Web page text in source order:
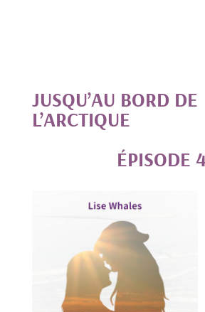
JUSQU’AU BORD DE
L’ARCTIQUE
ÉPISODE